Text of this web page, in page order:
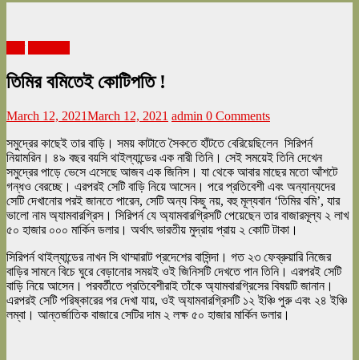
তিমির বমিতেই কোটিপতি !
March 12, 2021March 12, 2021 admin 0 Comments
সমুদ্রের কাছেই তার বাড়ি। সময় কাটাতে সৈকতে হাঁটতে বেরিয়েছিলেন সিরিপর্ন
নিয়ামরিন। ৪৯ বছর বয়সি থাইল্যান্ডের এক নারী তিনি। সেই সময়েই তিনি দেখেন
সমুদ্রের পাড়ে ভেসে এসেছে আজব এক জিনিস। যা থেকে আবার মাছের মতো আঁশটে
গন্ধও বেরচ্ছে। এরপরই সেটি বাড়ি নিয়ে আসেন। পরে প্রতিবেশী এবং অন্যান্যদের
সেটি দেখানোর পরই জানতে পারেন, সেটি অন্য কিছু নয়, বহু মূল্যবান ‘তিমির বমি’, যার
ভালো নাম অ্যামবারগ্রিস। সিরিপর্ন যে অ্যামবারগ্রিসটি পেয়েছেন তার বাজারমূল্য ২ লাখ
৫০ হাজার ০০০ মার্কিন ডলার। অর্থাৎ ভারতীয় মুদ্রায় প্রায় ২ কোটি টাকা।
সিরিপর্ন থাইল্যান্ডের নাখন সি থাম্মারাট প্রদেশের বাসিন্দা। গত ২৩ ফেব্রুয়ারি নিজের
বাড়ির সামনে বিচে ঘুরে বেড়ানোর সময়ই ওই জিনিসটি দেখতে পান তিনি। এরপরই সেটি
বাড়ি নিয়ে আসেন। পরবর্তীতে প্রতিবেশীরাই তাঁকে অ্যামবারগ্রিসের বিষয়টি জানান।
এরপরই সেটি পরিষ্কারের পর দেখা যায়, ওই অ্যামবারগ্রিসটি ১২ ইঞ্চি পুরু এবং ২৪ ইঞ্চি
লম্বা। আন্তর্জাতিক বাজারে সেটির দাম ২ লক্ষ ৫০ হাজার মার্কিন ডলার।